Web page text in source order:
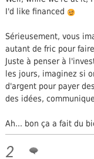
I'd like financed
Sérieusement, vous
autant de fric pour
Juste à penser à
les jours, imaginez si
d'argent pour payer
des idées,
Ah... bon ça a fait du
2